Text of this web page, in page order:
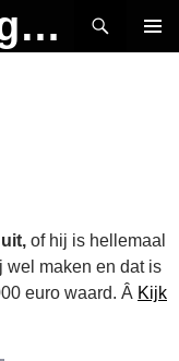
MAD Media Magazine
of hij is hellemaal
wel maken en dat is
euro waard. Â Kijk